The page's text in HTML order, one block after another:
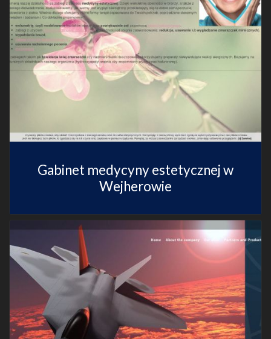
Gabinet medycyny estetycznej w
Wejherowie